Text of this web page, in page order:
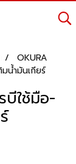
OKURA
น้ำมันเกียร์
บีใช้มือ-